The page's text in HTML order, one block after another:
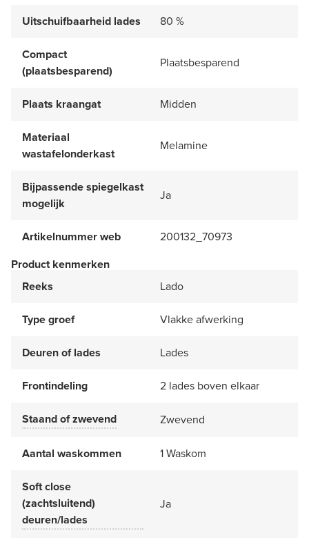
Uitschuifbaarheid lades 80 %
Compact
(plaatsbesparend)
Plaatsbesparend
Plaats kraangat Midden
Materiaal
wastafelonderkast
Melamine
Bijpassende spiegelkast
mogelijk
Ja
Artikelnummer web
200132_70973
Product kenmerken
Reeks
Lado
Type groef Vlakke afwerking
Deuren of lades Lades
Frontindeling 2 lades boven elkaar
Staand of zwevend Zwevend
Aantal waskommen 1 Waskom
Soft close
(zachtsluitend)
deuren/lades
Ja